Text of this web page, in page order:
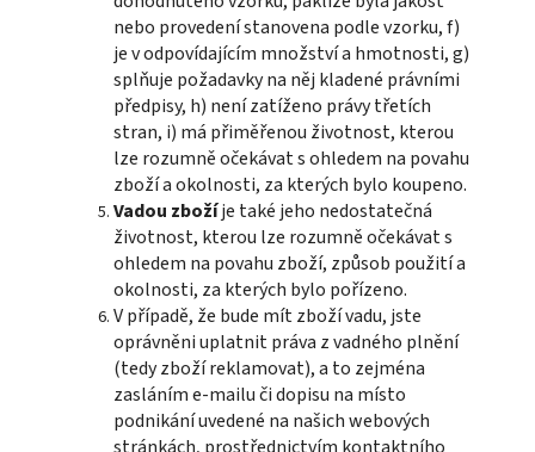
nebo provedení stanovena podle vzorku, f)
je v odpovídajícím množství a hmotnosti, g)
splňuje požadavky na něj kladené právními
předpisy, h) není zatíženo právy třetích
stran, i) má přiměřenou životnost, kterou
lze rozumně očekávat s ohledem na povahu
zboží a okolnosti, za kterých bylo koupeno.
Vadou zbožíje také jeho nedostatečná
životnost, kterou lze rozumně očekávat s
ohledem na povahu zboží, způsob použití a
okolnosti, za kterých bylo pořízeno.
V případě, že bude mít zboží vadu, jste
oprávněni uplatnit práva z vadného plnění
(tedy zboží reklamovat), a to zejména
zasláním e-mailu či dopisu na místo
podnikání uvedené na našich webových